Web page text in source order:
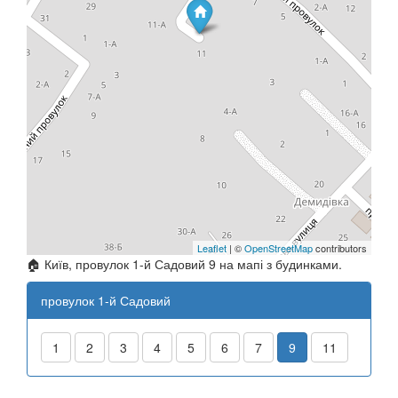
Leaflet | ©OpenStreetMapcontributors
🏠 Київ, провулок 1-й Садовий 9 на мапі з будинками.
провулок 1-й Садовий
1 2 3 4 5 6 7 9 11